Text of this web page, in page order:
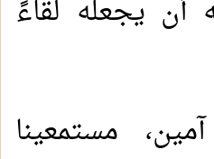
أن يجعله لقاءً
مستمعينا